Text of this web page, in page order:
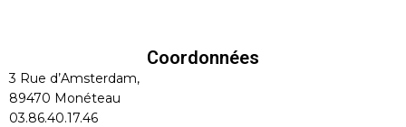
Coordonnées
3 Rue d’Amsterdam,
89470 Monéteau
03.86.40.17.46